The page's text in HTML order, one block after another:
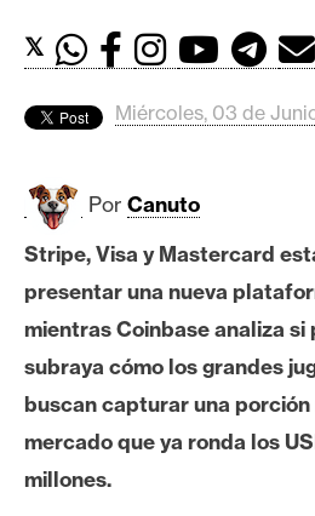
d
s
B
t
c
o
i
E
𝕏
Miércoles, 03 de
Por Canuto
Stripe, Visa y Mastercard
presentar una nueva
mientras Coinbase analiza
subraya cómo los grandes
buscan capturar una porción
mercado que ya ronda los
millones.